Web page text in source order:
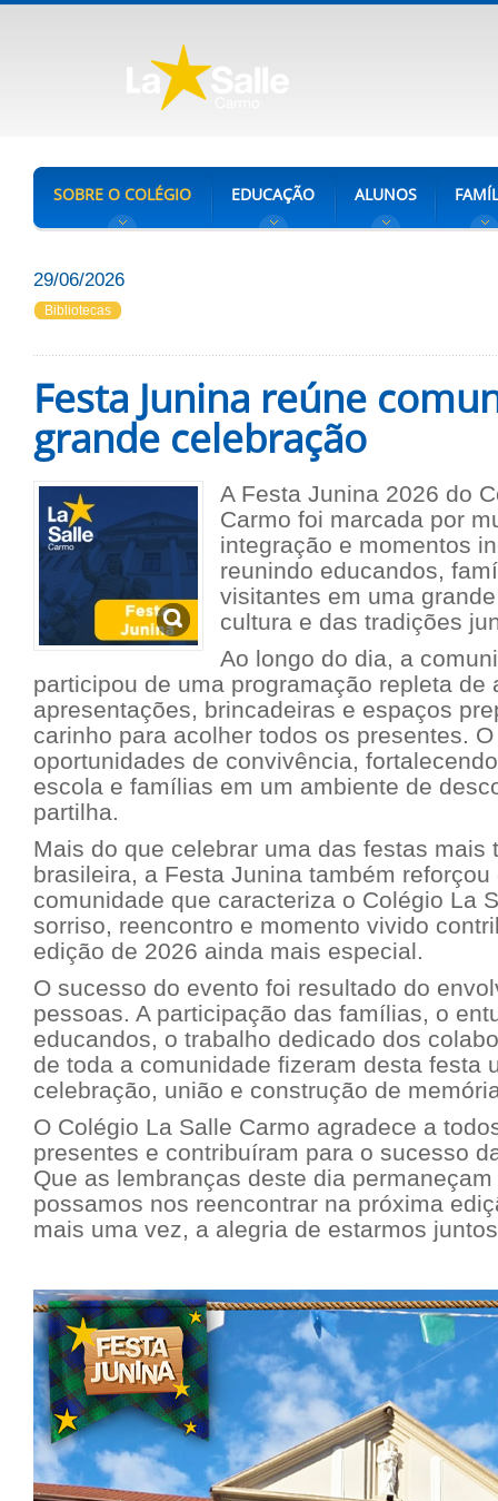
SOBRE O COLÉGIO EDUCAÇÃO ALUNOS
29/06/2026
Bibliotecas
Festa Junina reúne
grande celebração
A Festa Junina 2026 do
Carmo foi marcada por
integração e momentos
reunindo educandos,
visitantes em uma
cultura e das tradições
Ao longo do dia, a
participou de uma programação repleta de
apresentações, brincadeiras e espaços
carinho para acolher todos os presentes.
oportunidades de convivência,
escola e famílias em um ambiente de
partilha.
Mais do que celebrar uma das festas mais
brasileira, a Festa Junina também
comunidade que caracteriza o Colégio La
sorriso, reencontro e momento vivido
edição de 2026 ainda mais especial.
O sucesso do evento foi resultado do
pessoas. A participação das famílias, o
educandos, o trabalho dedicado dos
de toda a comunidade fizeram desta festa
celebração, união e construção de
O Colégio La Salle Carmo agradece a
presentes e contribuíram para o sucesso
Que as lembranças deste dia
possamos nos reencontrar na próxima
mais uma vez, a alegria de estarmos